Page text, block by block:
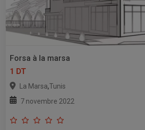
Forsa à la marsa
1 DT
La Marsa,Tunis
7 novembre 2022